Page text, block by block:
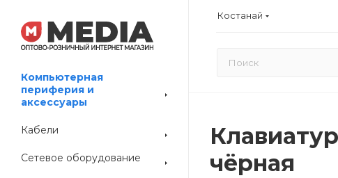
Костанай
Компьютерная
периферия и
аксессуары
Кабели
Сетевое оборудование
чёрная